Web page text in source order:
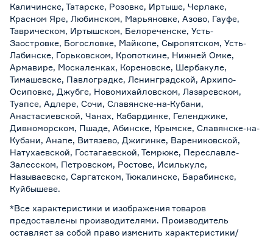
Каличинске, Татарске, Розовке, Иртыше, Черлаке,
Красном Яре, Любинском, Марьяновке, Азово, Гауфе,
Таврическом, Иртышском, Белореченске, Усть-
Заостровке, Богословке, Майкопе, Сыропятском, Усть-
Лабинске, Горьковском, Кропоткине, Нижней Омке,
Армавире, Москаленках, Кореновске, Шербакуле,
Тимашевске, Павлоградке, Ленинградской, Архипо-
Осиповке, Джубге, Новомихайловском, Лазаревском,
Туапсе, Адлере, Сочи, Славянске-на-Кубани,
Анастасиевской, Чанах, Кабардинке, Геленджике,
Дивноморском, Пшаде, Абинске, Крымске, Славянске-на-
Кубани, Анапе, Витязево, Джигинке, Варениковской,
Натухаевской, Гостагаевской, Темрюке, Переславле-
Залесском, Петровском, Ростове, Исилькуле,
Называевске, Саргатском, Тюкалинске, Барабинске,
Куйбышеве.
*Все характеристики и изображения товаров
предоставлены производителями. Производитель
оставляет за собой право изменить характеристики/